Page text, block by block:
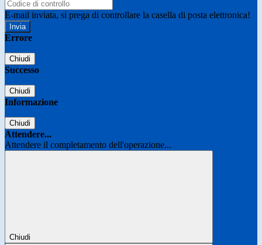
E-mail inviata, si prega di controllare la casella di posta elettronica!
Errore
Chiudi
Successo
Chiudi
Informazione
Chiudi
Attendere...
Attendere il completamento dell'operazione...
Chiudi